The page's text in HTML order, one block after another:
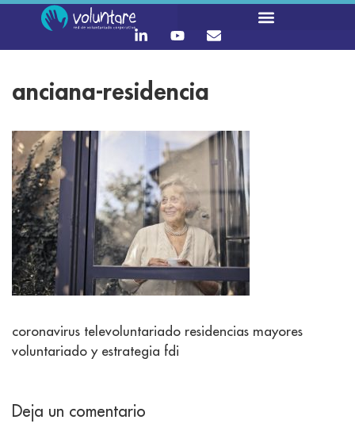
anciana-residencia
coronavirus televoluntariado residencias mayores
voluntariado y estrategia fdi
Deja un comentario